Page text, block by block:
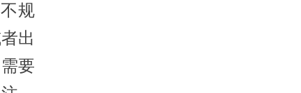
规
出
要